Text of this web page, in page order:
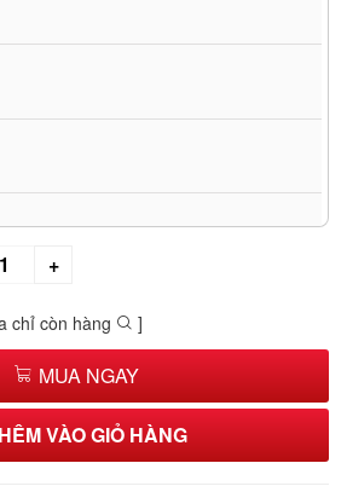
chỉ còn hàng ]
MUA NGAY
VÀO GIỎ HÀNG